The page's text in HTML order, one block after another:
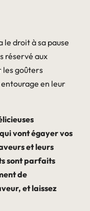
le droit à sa pause
réservé aux
les goûters
en leur
vont égayer vos
et leurs
sont parfaits
de
et laissez